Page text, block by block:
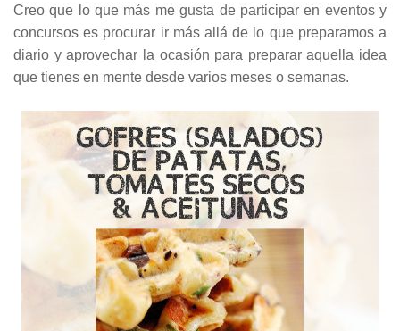
Creo que lo que más me gusta de participar en eventos y
concursos es procurar ir más allá de lo que preparamos a
diario y aprovechar la ocasión para preparar aquella idea
que tienes en mente desde varios meses o semanas.